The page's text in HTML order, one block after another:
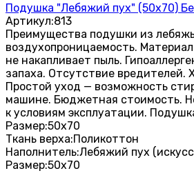
Подушка "Лебяжий пух" (50х70)
Артикул:813
Преимущества подушки из
воздухопроницаемость.
не накапливает пыль.
запаха. Отсутствие вредителей.
Простой уход — возможность
машине. Бюджетная стоимость.
к условиям эксплуатации.
Размер:50х70
Ткань верха:Поликоттон
Наполнитель:Лебяжий пух
Размер:50х70